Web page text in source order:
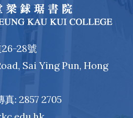
28號
Sai Ying Pun, Hong
真: 2857 2705